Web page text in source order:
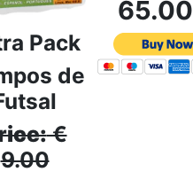
65.00
Pack
de
€
9.00